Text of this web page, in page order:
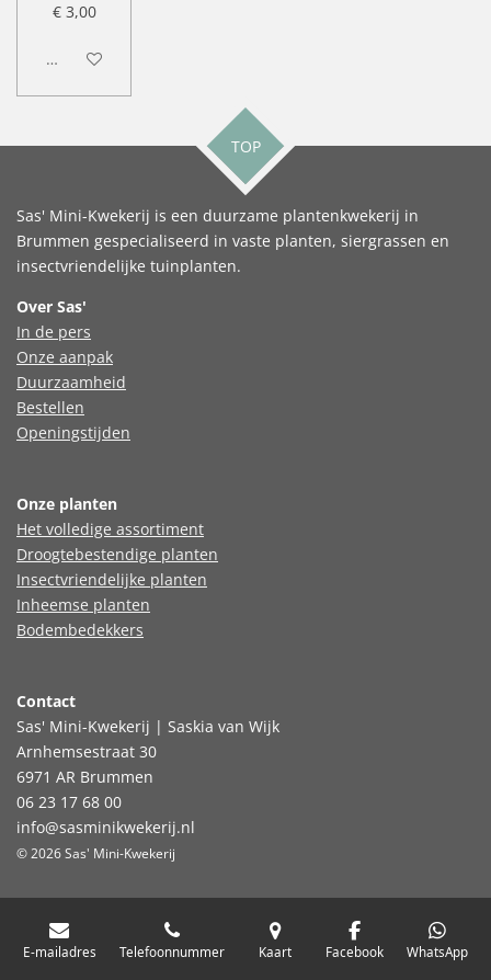
€ 3,00
Uitgeschakeld
TOP
Sas' Mini-Kwekerij is een duurzame plantenkwekerij in
Brummen gespecialiseerd in vaste planten, siergrassen en
insectvriendelijke tuinplanten.
Over Sas'
In de pers
Onze aanpak
Duurzaamheid
Bestellen
Openingstijden
Onze planten
Het volledige assortiment
Droogtebestendige planten
Insectvriendelijke planten
Inheemse planten
Bodembedekkers
Contact
Sas' Mini-Kwekerij | Saskia van Wijk
Arnhemsestraat 30
6971 AR Brummen
06 23 17 68 00
info@sasminikwekerij.nl
© 2026 Sas' Mini-Kwekerij
E-mailadres Telefoonnummer Kaart Facebook WhatsApp